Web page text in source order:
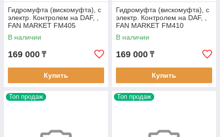
Гидромуфта (вискомуфта), с
электр. Контролем на DAF, ,
FAN MARKET FM405
В наличии
169 000 ₸
Купить
Гидромуфта (вискомуфта), с
электр. Контролем на DAF, ,
FAN MARKET FM410
В наличии
169 000 ₸
Купить
Топ продаж Топ продаж